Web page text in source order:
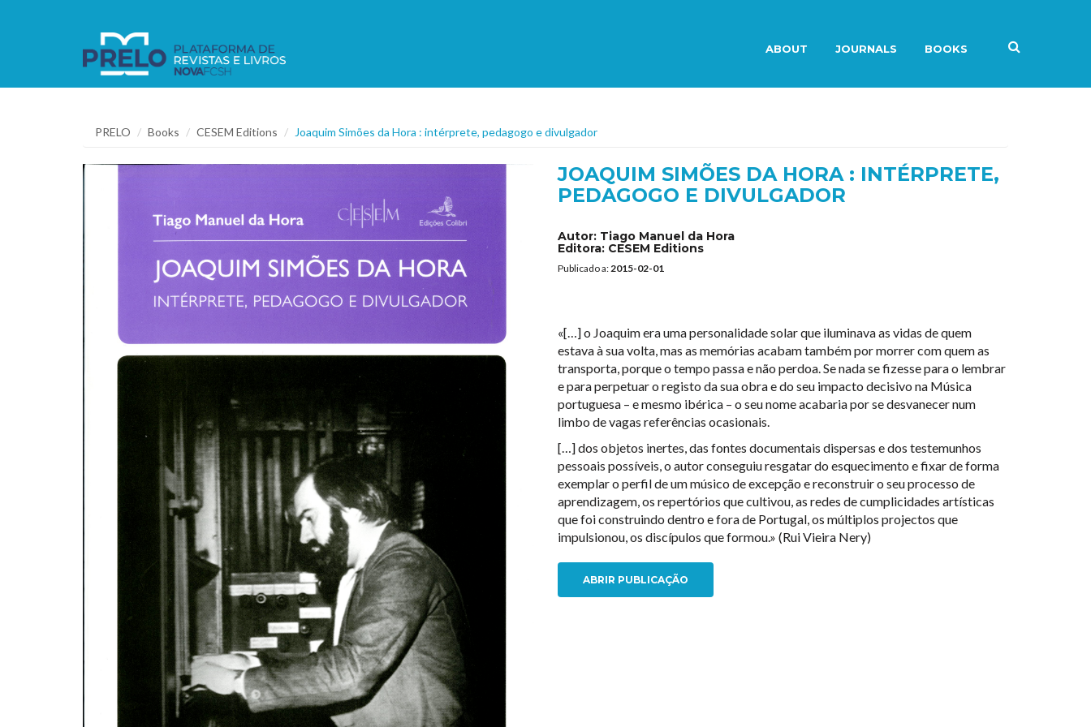
ABOUT JOURNALS BOOKS
PRELO Books CESEM Editions Joaquim Simões da Hora : intérprete, pedagogo e divulgador
JOAQUIM SIMÕES DA HORA : INTÉRPRETE,
PEDAGOGO E DIVULGADOR
Autor: Tiago Manuel da Hora
Editora: CESEM Editions
Publicado a: 2015-02-01
«[…] o Joaquim era uma personalidade solar que iluminava as vidas de quem
estava à sua volta, mas as memórias acabam também por morrer com quem as
transporta, porque o tempo passa e não perdoa. Se nada se fizesse para o lembrar
e para perpetuar o registo da sua obra e do seu impacto decisivo na Música
portuguesa – e mesmo ibérica – o seu nome acabaria por se desvanecer num
limbo de vagas referências ocasionais.
[…] dos objetos inertes, das fontes documentais dispersas e dos testemunhos
pessoais possíveis, o autor conseguiu resgatar do esquecimento e fixar de forma
exemplar o perfil de um músico de excepção e reconstruir o seu processo de
aprendizagem, os repertórios que cultivou, as redes de cumplicidades artísticas
que foi construindo dentro e fora de Portugal, os múltiplos projectos que
impulsionou, os discípulos que formou.» (Rui Vieira Nery)
ABRIR PUBLICAÇÃO